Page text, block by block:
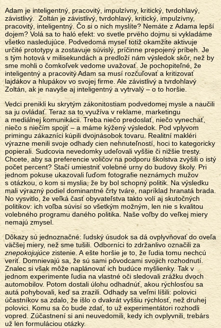
Adam je inteligentný, pracovitý, impulzívny, kritický, tvrdohlavý,
závistlivý. Zoltán je závistlivý, tvrdohlavý, kritický, impulzívny,
pracovitý, inteligentný. Čo si o nich myslíte? Nemáte z Adama lepší
dojem? Volá sa to haló efekt: vo svetle prvého dojmu si vykladáme
všetko nasledujúce. Podvedomá myseľ totiž okamžite aktivuje
určité prototypy a zostavuje súvislý, príčinne prepojený príbeh. Je
s tým hotová v milisekundách a predloží nám výsledok skôr, než by
sme mohli o čomkoľvek vedome uvažovať. Je pochopiteľné, že
inteligentný a pracovitý Adam sa musí rozčuľovať a kritizovať
lajdákov a hlupákov vo svojej firme. Ale závistlivý a tvrdohlavý
Zoltán, ak je navyše aj inteligentný a vytrvalý – o to horšie.
Vedci prenikli ku skrytým zákonitostiam podvedomej mysle a naučili
sa ju ovládať. Teraz sa to využíva v reklame, marketingu
a mediálnej komunikácii. Treba niečo predoslať, niečo vynechať,
niečo s niečím spojiť – a máme kýžený výsledok. Pod vplyvom
primingu zákazníci kúpili dvojnásobok tovaru. Realitní makléri
výrazne menili svoje odhady cien nehnuteľností, hoci to kategoricky
popierali. Sudcovia nevedomky udeľovali vyššie či nižšie tresty.
Chcete, aby sa preferencie voličov na podporu školstva zvýšili o istý
počet percent? Stačí umiestniť volebné urny do budovy školy. Pri
jednom pokuse ukazovali ľuďom fotografie neznámych mužov
s otázkou, o kom si myslia, že by bol schopný politik. Na výsledku
mali výrazný podiel dominantné črty tváre, napríklad hranatá brada.
No vysvitlo, že veľká časť obyvateľstva takto volí aj skutočných
politikov: ich voľba súvisí so všetkým možným, len nie s kvalitou
volebného programu daného politika. Naše voľby do veľkej miery
nemajú zmysel.
Dôkazy sú jednoznačné: ľudský úsudok sa dá ovplyvňovať do oveľa
väčšej miery, než sme tušili. Odborníci to zdržanlivo označili za
znepokojujúce zistenie. A ešte horšie je to, že ľudia tomu nechcú
veriť. Domnievajú sa, že sú sami pôvodcami svojich rozhodnutí.
Znalec si však môže naplánovať ich budúce myšlienky. Tak v
jednom experimente ľudia na vlastné oči sledovali zrážku dvoch
automobilov. Potom dostali úlohu odhadnúť, akou rýchlosťou sa
autá pohybovali, keď sa zrazili. Odhady sa veľmi líšili: polovici
účastníkov sa zdalo, že išlo o dvakrát vyššiu rýchlosť, než druhej
polovici. Komu sa čo bude zdať, to už experimentátori rozhodli
vopred. Zúčastnení si ani neuvedomili, kedy ich ovplyvnili, trebárs
už len formuláciou otázky.